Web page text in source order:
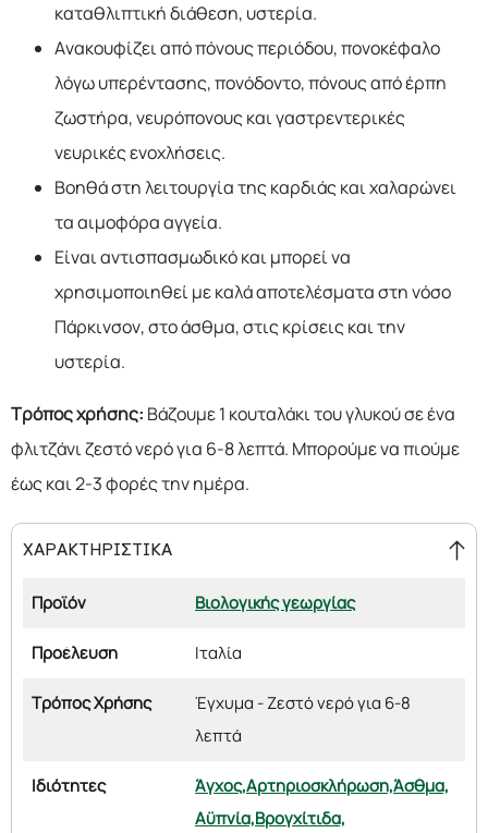
καταθλιπτική διάθεση, υστερία.
Ανακουφίζει από πόνους περιόδου, πονοκέφαλο
λόγω υπερέντασης, πονόδοντο, πόνους από έρπη
ζωστήρα, νευρόπονους και γαστρεντερικές
νευρικές ενοχλήσεις.
Βοηθά στη λειτουργία της καρδιάς και χαλαρώνει
τα αιμοφόρα αγγεία.
Είναι αντισπασμωδικό και μπορεί να
χρησιμοποιηθεί με καλά αποτελέσματα στη νόσο
Πάρκινσον, στο άσθμα, στις κρίσεις και την
υστερία.
Τρόπος χρήσης: Βάζουμε 1 κουταλάκι του γλυκού σε ένα
φλιτζάνι ζεστό νερό για 6-8 λεπτά. Μπορούμε να πιούμε
έως και 2-3 φορές την ημέρα.
ΧΑΡΑΚΤΗΡΙΣΤΙΚΑ
Προϊόν Βιολογικής γεωργίας
Προέλευση Ιταλία
Τρόπος Χρήσης
Έγχυμα - Ζεστό νερό για 6-8
λεπτά
Ιδιότητες Άγχος,Αρτηριοσκλήρωση,Άσθμα,
Αϋπνία,Βρογχίτιδα,